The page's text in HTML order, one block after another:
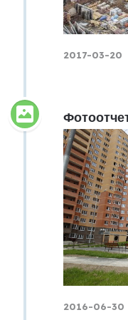
2017-03-20
2016-06-30